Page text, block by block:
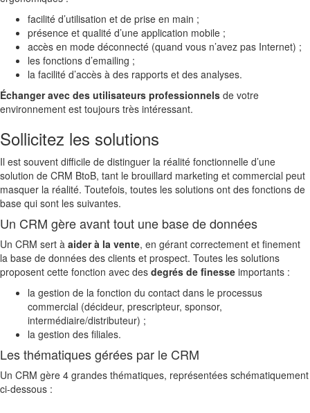
facilité d’utilisation et de prise en main ;
présence et qualité d’une application mobile ;
accès en mode déconnecté (quand vous n’avez pas Internet) ;
les fonctions d’emailing ;
la facilité d’accès à des rapports et des analyses.
Échanger avec des utilisateurs professionnels de votre
environnement est toujours très intéressant.
Sollicitez les solutions
Il est souvent difficile de distinguer la réalité fonctionnelle d’une
solution de CRM BtoB, tant le brouillard marketing et commercial peut
masquer la réalité. Toutefois, toutes les solutions ont des fonctions de
base qui sont les suivantes.
Un CRM gère avant tout une base de données
Un CRM sert à aider à la vente, en gérant correctement et finement
la base de données des clients et prospect. Toutes les solutions
proposent cette fonction avec des degrés de finesse importants :
la gestion de la fonction du contact dans le processus
commercial (décideur, prescripteur, sponsor,
intermédiaire/distributeur) ;
la gestion des filiales.
Les thématiques gérées par le CRM
Un CRM gère 4 grandes thématiques, représentées schématiquement
ci-dessous :